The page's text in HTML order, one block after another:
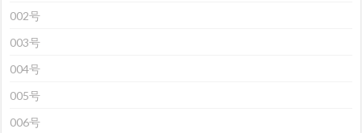
002号
003号
004号
005号
006号